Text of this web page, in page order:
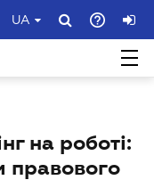
UA
на роботі:
правового